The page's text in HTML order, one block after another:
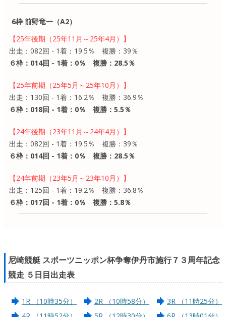
6枠 前野竜一（A2）
【25年後期（25年11月～25年4月）】
出走：082回 - 1着：19.5％ 複勝：39％
６枠：014回 - 1着：0％ 複勝：28.5％
【25年前期（25年5月～25年10月）】
出走：130回 - 1着：16.2％ 複勝：36.9％
６枠：018回 - 1着：0％ 複勝：5.5％
【24年後期（23年11月～24年4月）】
出走：082回 - 1着：19.5％ 複勝：39％
６枠：014回 - 1着：0％ 複勝：28.5％
【24年前期（23年5月～23年10月）】
出走：125回 - 1着：19.2％ 複勝：36.8％
６枠：017回 - 1着：0％ 複勝：5.8％
尼崎競艇 スポーツニッポン杯争奪伊丹市施行７３周年記念
競走 ５日目出走表
1R （10時35分） 2R （10時58分）
3R （11時25分）